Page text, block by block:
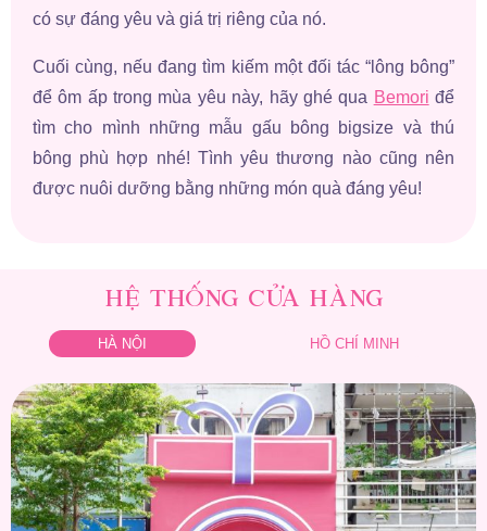
có sự đáng yêu và giá trị riêng của nó.
Cuối cùng, nếu đang tìm kiếm một đối tác “lông bông”
để ôm ấp trong mùa yêu này, hãy ghé qua Bemori để
tìm cho mình những mẫu gấu bông bigsize và thú
bông phù hợp nhé! Tình yêu thương nào cũng nên
được nuôi dưỡng bằng những món quà đáng yêu!
HỆ THỐNG CỬA HÀNG
HÀ NỘI HỒ CHÍ MINH